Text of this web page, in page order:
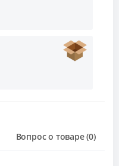
Вопрос о товаре (0)